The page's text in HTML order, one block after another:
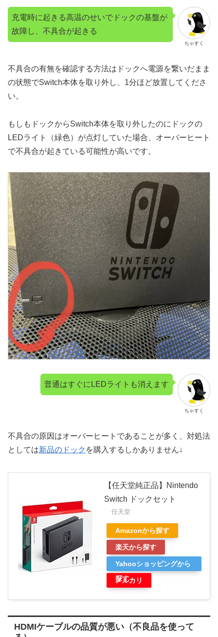
ちゃすく
充電時に起きる高温のせいでドックの基盤が
故障し、不具合が起きる
不具合の有無を確認する方法はドックへ電源を繋いだまま
の状態でSwitch本体を取り外し、1分ほど放置してくださ
い。
もしもドックからSwitch本体を取り外したのにドックの
LEDライト（緑色）が点灯していた場合、オーバーヒート
で不具合が起きている可能性が高いです。
ちゃすく
普通はすぐにLEDライトも消えます
不具合の原因はオーバーヒートであることが多く、対処法
としては新品のドック を購入するしかありません↓
【任天堂純正品】Nintendo
Switch ドックセット
任天堂
Amazonから探す
楽天から探す
Yahooショッピングから
探す
メルカリ
HDMIケーブルの品質が悪い（不良品を使って